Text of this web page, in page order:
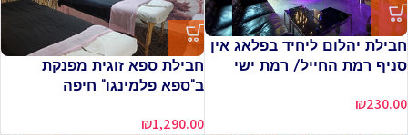
חבילת יהלום ליחיד בפלאג אין
סניף רמת החייל/ רמת ישי
₪230.00
חבילת ספא זוגית מפנקת
ב"ספא פלמינגו" חיפה
₪1,290.00